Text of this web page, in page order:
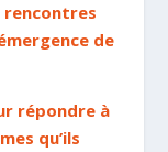
de
répondre à
qu’ils